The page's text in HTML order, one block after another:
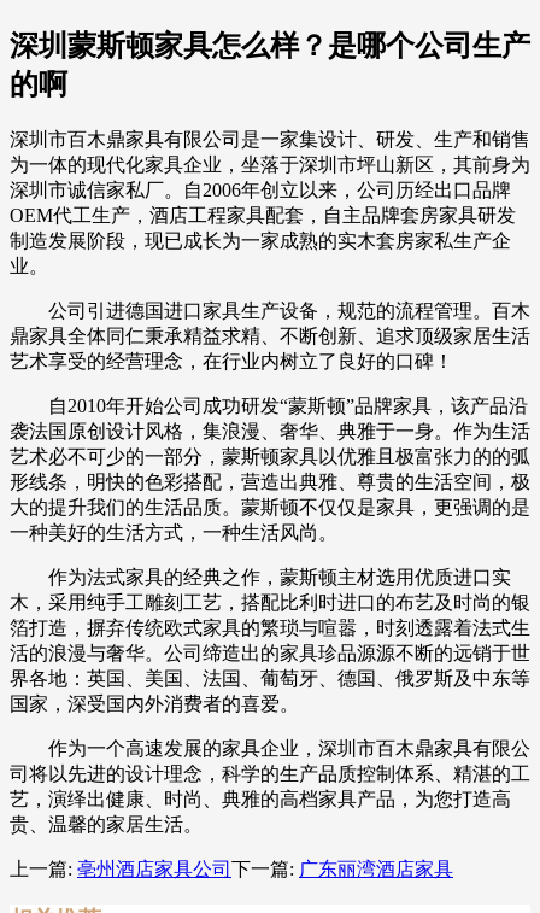
深圳蒙斯顿家具怎么样？是哪个公司生产
的啊
深圳市百木鼎家具有限公司是一家集设计、研发、生产和销售
为一体的现代化家具企业，坐落于深圳市坪山新区，其前身为
深圳市诚信家私厂。自2006年创立以来，公司历经出口品牌
OEM代工生产，酒店工程家具配套，自主品牌套房家具研发
制造发展阶段，现已成长为一家成熟的实木套房家私生产企
业。
公司引进德国进口家具生产设备，规范的流程管理。百木
鼎家具全体同仁秉承精益求精、不断创新、追求顶级家居生活
艺术享受的经营理念，在行业内树立了良好的口碑！
自2010年开始公司成功研发“蒙斯顿”品牌家具，该产品沿
袭法国原创设计风格，集浪漫、奢华、典雅于一身。作为生活
艺术必不可少的一部分，蒙斯顿家具以优雅且极富张力的的弧
形线条，明快的色彩搭配，营造出典雅、尊贵的生活空间，极
大的提升我们的生活品质。蒙斯顿不仅仅是家具，更强调的是
一种美好的生活方式，一种生活风尚。
作为法式家具的经典之作，蒙斯顿主材选用优质进口实
木，采用纯手工雕刻工艺，搭配比利时进口的布艺及时尚的银
箔打造，摒弃传统欧式家具的繁琐与喧嚣，时刻透露着法式生
活的浪漫与奢华。公司缔造出的家具珍品源源不断的远销于世
界各地：英国、美国、法国、葡萄牙、德国、俄罗斯及中东等
国家，深受国内外消费者的喜爱。
作为一个高速发展的家具企业，深圳市百木鼎家具有限公
司将以先进的设计理念，科学的生产品质控制体系、精湛的工
艺，演绎出健康、时尚、典雅的高档家具产品，为您打造高
贵、温馨的家居生活。
上一篇: 亳州酒店家具公司 下一篇: 广东丽湾酒店家具